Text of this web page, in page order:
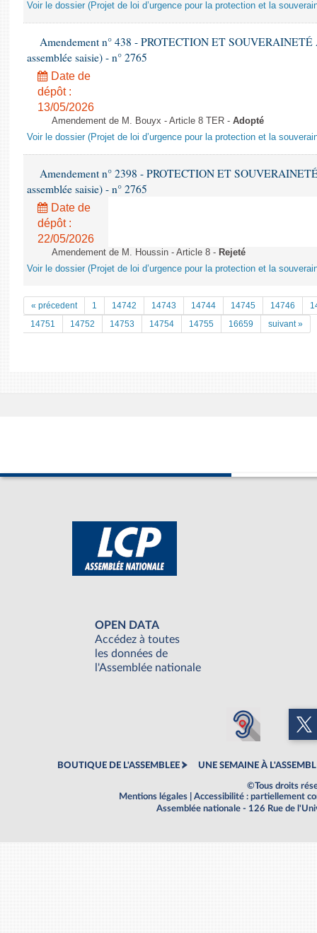
Voir le dossier (Projet de loi d’urgence pour la protection et la
Amendement n° 438 - PROTECTION ET SOUVERAINETÉ
assemblée saisie) - n° 2765
Date de
dépôt :
13/05/2026
Amendement de M. Bouyx - Article 8 TER - Adopté
Voir le dossier (Projet de loi d’urgence pour la protection et la
Amendement n° 2398 - PROTECTION ET
assemblée saisie) - n° 2765
Date de
dépôt :
22/05/2026
Amendement de M. Houssin - Article 8 - Rejeté
Voir le dossier (Projet de loi d’urgence pour la protection et la
« précedent 1 14742 14743 14744 14745 14746
14751
14752 14753 14754 14755 16659 suivant »
OPEN DATA
Accédez à toutes
les données de
l'Assemblée nationale
BOUTIQUE DE L'ASSEMBLEE UNE SEMAINE À
©Tous droits
Mentions légales
Accessibilité : partiellement
Assemblée nationale - 126 Rue de